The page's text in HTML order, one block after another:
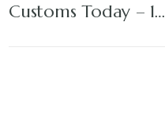
Customs Today – 1…